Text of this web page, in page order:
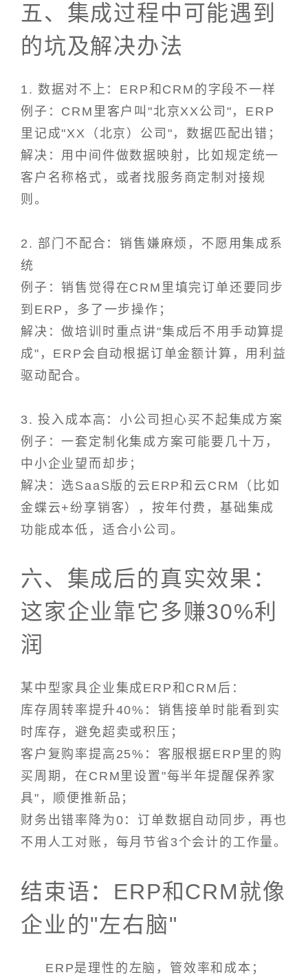
五、集成过程中可能遇到
的坑及解决办法
1. 数据对不上：ERP和CRM的字段不一样
例子：CRM里客户叫"北京XX公司"，ERP
里记成"XX（北京）公司"，数据匹配出错；
解决：用中间件做数据映射，比如规定统一
客户名称格式，或者找服务商定制对接规
则。
2. 部门不配合：销售嫌麻烦，不愿用集成系
统
例子：销售觉得在CRM里填完订单还要同步
到ERP，多了一步操作；
解决：做培训时重点讲"集成后不用手动算提
成"，ERP会自动根据订单金额计算，用利益
驱动配合。
3. 投入成本高：小公司担心买不起集成方案
例子：一套定制化集成方案可能要几十万，
中小企业望而却步；
解决：选SaaS版的云ERP和云CRM（比如
金蝶云+纷享销客），按年付费，基础集成
功能成本低，适合小公司。
六、集成后的真实效果：
这家企业靠它多赚30%利
润
某中型家具企业集成ERP和CRM后：
库存周转率提升40%：销售接单时能看到实
时库存，避免超卖或积压；
客户复购率提高25%：客服根据ERP里的购
买周期，在CRM里设置"每半年提醒保养家
具"，顺便推新品；
财务出错率降为0：订单数据自动同步，再也
不用人工对账，每月节省3个会计的工作量。
结束语：ERP和CRM就像
企业的"左右脑"
ERP是理性的左脑，管效率和成本；